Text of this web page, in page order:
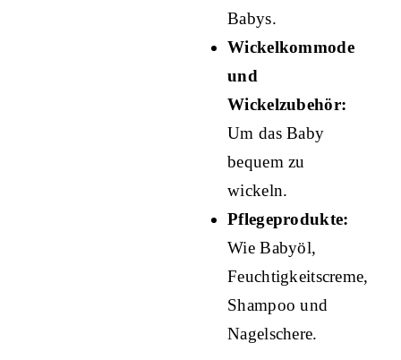
Babys.
Wickelkommode
und
Wickelzubehör:
Um das Baby
bequem zu
wickeln.
Pflegeprodukte:
Wie Babyöl,
Feuchtigkeitscreme,
Shampoo und
Nagelschere.